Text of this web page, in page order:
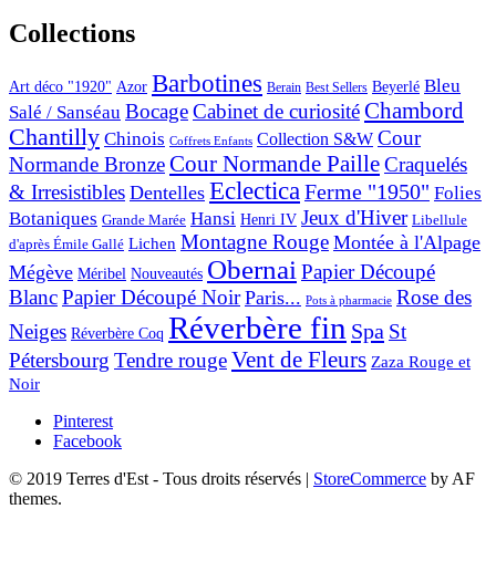
Collections
Art déco "1920" Azor Barbotines Berain Best Sellers Beyerlé Bleu
Salé / Sanséau BocageCabinet de curiositéChambord
Chantilly Chinois Coffrets Enfants Collection S&W Cour
Normande BronzeCour Normande PailleCraquelés
& Irresistibles Dentelles EclecticaFerme "1950" Folies
Botaniques Grande Marée Hansi Henri IV Jeux d'Hiver Libellule
d'après Émile Gallé Lichen Montagne Rouge Montée à l'Alpage
Mégève Méribel Nouveautés ObernaiPapier Découpé
BlancPapier Découpé Noir Paris... Pots à pharmacie Rose des
Neiges Réverbère Coq Réverbère fin Spa St
Pétersbourg Tendre rougeVent de Fleurs Zaza Rouge et
Noir
Pinterest
Facebook
© 2019 Terres d'Est - Tous droits réservés
StoreCommerce by AF
themes.